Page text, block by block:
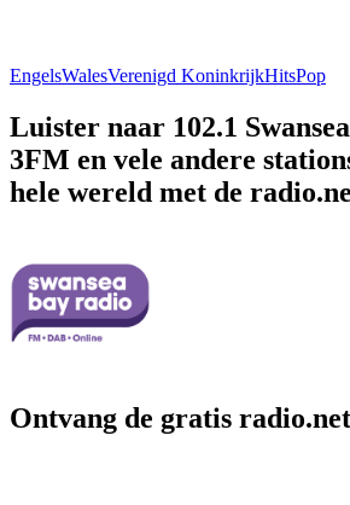
EngelsWalesVerenigd KoninkrijkHitsPop
Luister naar 102.1
3FM en vele andere
hele wereld met de
Ontvang de gratis